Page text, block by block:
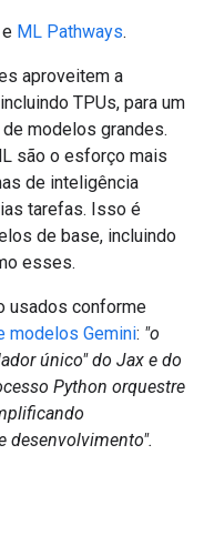
e ML Pathways.
aproveitem a
TPUs, para um
modelos grandes.
são o esforço mais
de inteligência
tarefas. Isso é
de base, incluindo
esses.
usados conforme
modelos Gemini: "o
único" do Jax e do
Python orquestre
desenvolvimento".